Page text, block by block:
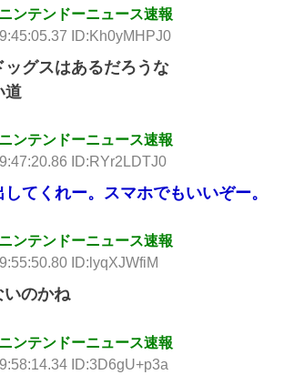
ンテンドーニュース速報
ID:Kh0yMHPJ0
ッグスはあるだろうな
道
ンテンドーニュース速報
ID:RYr2LDTJ0
してくれー。スマホでもいいぞー。
ンテンドーニュース速報
ID:lyqXJWfiM
いのかね
ンテンドーニュース速報
ID:3D6gU+p3a